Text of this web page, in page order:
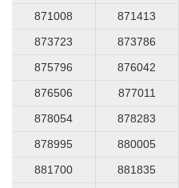
871008
871413
873723
873786
875796
876042
876506
877011
878054
878283
878995
880005
881700
881835